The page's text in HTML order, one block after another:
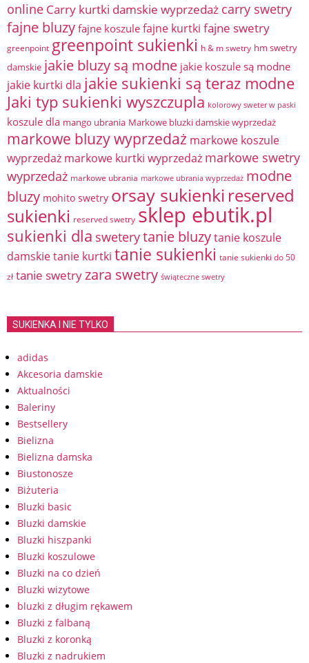
online Carry kurtki damskie wyprzedaż carry swetry
fajne bluzy fajne koszule fajne kurtki fajne swetry
greenpoint greenpoint sukienki h & m swetry hm swetry
damskie jakie bluzy są modne jakie koszule są modne
jakie kurtki dla jakie sukienki są teraz modne
Jaki typ sukienki wyszczupla kolorowy sweter w paski
koszule dla mango ubrania Markowe bluzki damskie wyprzedaż
markowe bluzy wyprzedaż markowe koszule
wyprzedaż markowe kurtki wyprzedaż markowe swetry
wyprzedaż markowe ubrania markowe ubrania wyprzedaż modne
bluzy mohito swetry orsay sukienki reserved
sukienki reserved swetry sklep ebutik.pl
sukienki dla sweterytanie bluzytanie koszule
damskietanie kurtki tanie sukienki tanie sukienki do 50
zł tanie swetryzara swetry świąteczne swetry
SUKIENKA I NIE TYLKO
adidas
Akcesoria damskie
Aktualności
Baleriny
Bestsellery
Bielizna
Bielizna damska
Biustonosze
Biżuteria
Bluzki basic
Bluzki damskie
Bluzki hiszpanki
Bluzki koszulowe
Bluzki na co dzień
Bluzki wizytowe
bluzki z długim rękawem
Bluzki z falbaną
Bluzki z koronką
Bluzki z nadrukiem